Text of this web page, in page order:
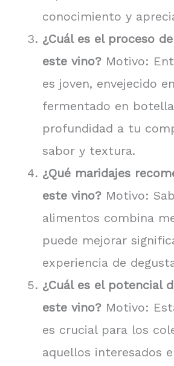
conocimiento y
¿Cuál es el proceso
este vino? Motivo:
es joven, envejecido
fermentado en
profundidad a tu
sabor y textura.
¿Qué maridajes
este vino? Motivo:
alimentos combina
puede mejorar
experiencia de
¿Cuál es el potencial
este vino? Motivo:
es crucial para los
aquellos interesados